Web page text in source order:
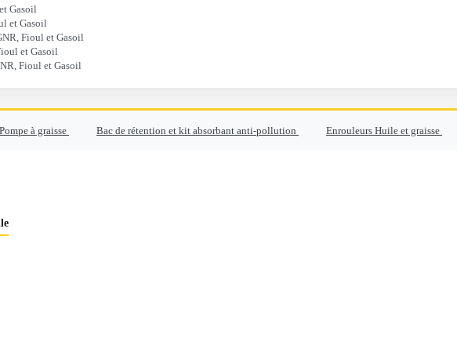
Gasoil
et Gasoil
Fioul et Gasoil
et Gasoil
Fioul et Gasoil
Pompe à graisse Bac de rétention et kit absorbant anti-pollution Enrouleurs Huile et graisse